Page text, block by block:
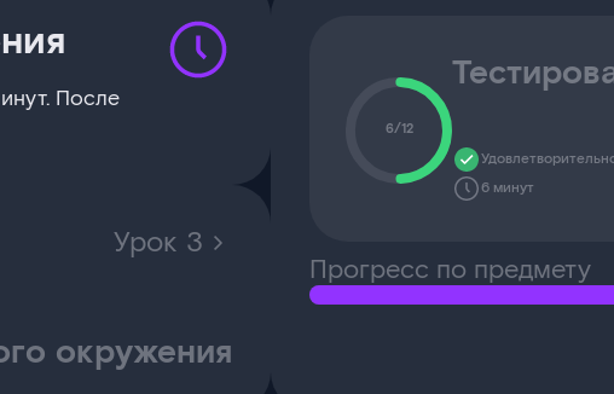
После
Урок 3
окружения
6/12
6 минут
Прогресс по предмету